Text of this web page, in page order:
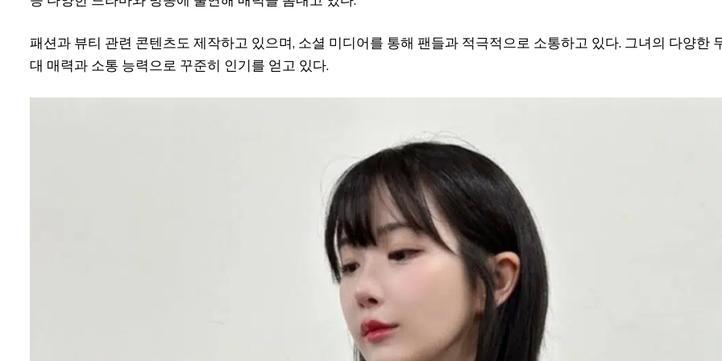
패션과 뷰티 관련 콘텐츠도 제작하고 있으며, 소셜 미디어를 통해 팬들과 적극적으로 소통하고 있다. 그녀의 다양한
대 매력과 소통 능력으로 꾸준히 인기를 얻고 있다.